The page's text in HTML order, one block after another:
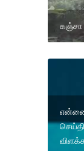
கஞ்சா
என்னை